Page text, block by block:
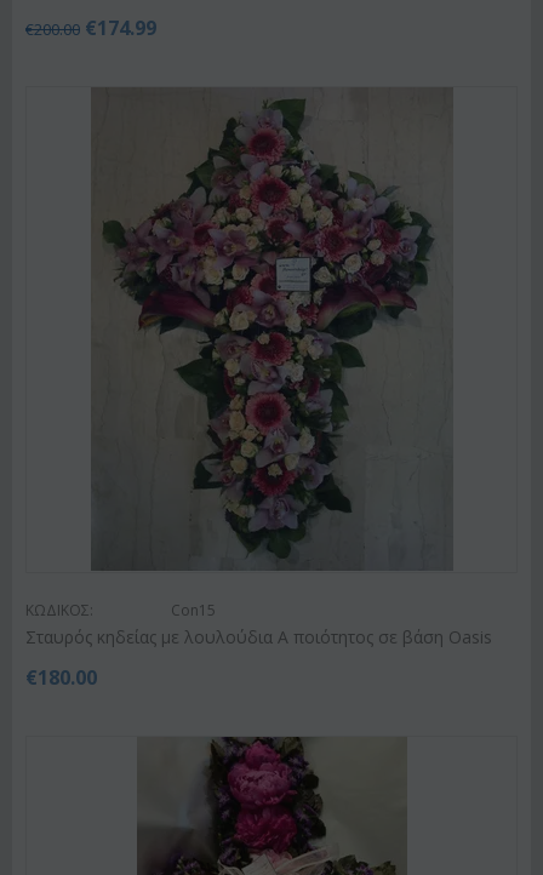
€200.00 €174.99
ΚΩΔΙΚΟΣ: Con15
Σταυρός κηδείας με λουλούδια Α ποιότητος σε βάση Oasis
€180.00